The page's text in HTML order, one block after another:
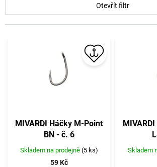
Otevřít filtr
MIVARDI Háčky M-Point
BN - č. 6
Skladem na prodejně (5 ks)
59 Kč
Skladem